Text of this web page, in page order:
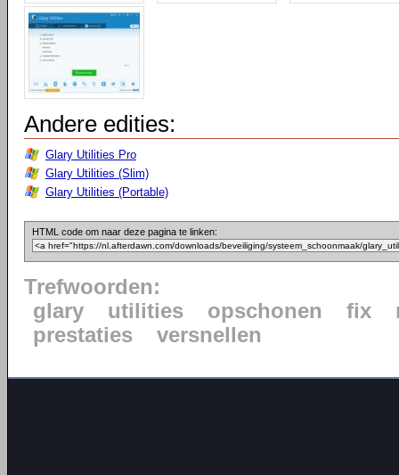
Andere edities:
Glary Utilities Pro
Glary Utilities (Slim)
Glary Utilities (Portable)
HTML code om naar deze pagina te linken:
Trefwoorden:
glary
utilities opschonen fix
prestaties
versnellen